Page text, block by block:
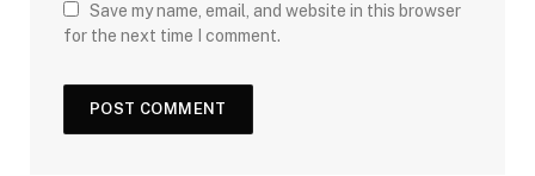
Save my name, email, and website in this browser
for the next time I comment.